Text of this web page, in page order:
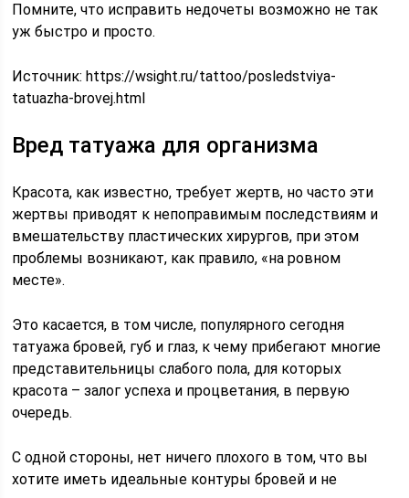
Помните, что исправить недочеты возможно не так
уж быстро и просто.
Источник:https://wsight.ru/tattoo/posledstviya-
tatuazha-brovej.html
Вред татуажа для организма
Красота, как известно, требует жертв, но часто эти
жертвы приводят к непоправимым последствиям и
вмешательству пластических хирургов, при этом
проблемы возникают, как правило, «на ровном
месте».
Это касается, в том числе, популярного сегодня
татуажа бровей, губ и глаз, к чему прибегают многие
представительницы слабого пола, для которых
красота – залог успеха и процветания, в первую
очередь.
С одной стороны, нет ничего плохого в том, что вы
хотите иметь идеальные контуры бровей и не